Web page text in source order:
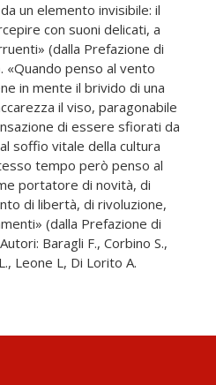
un elemento invisibile: il
con suoni delicati, a
(dalla Prefazione di
«Quando penso al vento
in mente il brivido di una
il viso, paragonabile
di essere sfiorati da
soffio vitale della cultura
tempo però penso al
portatore di novità, di
di libertà, di rivoluzione,
(dalla Prefazione di
Baragli F., Corbino S.,
Leone L, Di Lorito A.